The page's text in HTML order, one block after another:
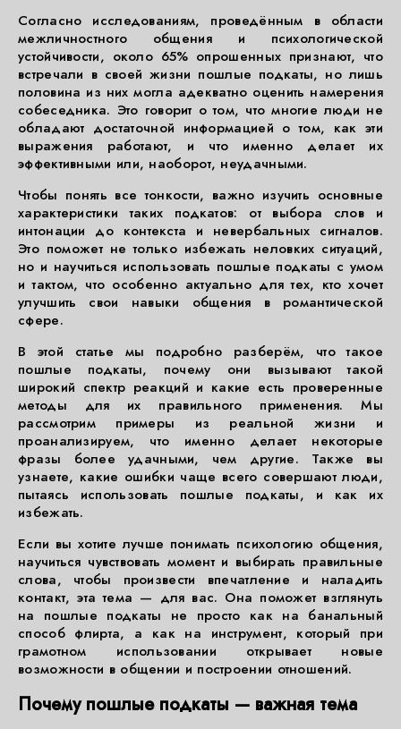
Согласно исследованиям, проведённым в области
межличностного общения и психологической
устойчивости, около 65% опрошенных признают, что
встречали в своей жизни пошлые подкаты, но лишь
половина из них могла адекватно оценить намерения
собеседника. Это говорит о том, что многие люди не
обладают достаточной информацией о том, как эти
выражения работают, и что именно делает их
эффективными или, наоборот, неудачными.
Чтобы понять все тонкости, важно изучить основные
характеристики таких подкатов: от выбора слов и
интонации до контекста и невербальных сигналов.
Это поможет не только избежать неловких ситуаций,
но и научиться использовать пошлые подкаты с умом
и тактом, что особенно актуально для тех, кто хочет
улучшить свои навыки общения в романтической
сфере.
В этой статье мы подробно разберём, что такое
пошлые подкаты, почему они вызывают такой
широкий спектр реакций и какие есть проверенные
методы для их правильного применения. Мы
рассмотрим примеры из реальной жизни и
проанализируем, что именно делает некоторые
фразы более удачными, чем другие. Также вы
узнаете, какие ошибки чаще всего совершают люди,
пытаясь использовать пошлые подкаты, и как их
избежать.
Если вы хотите лучше понимать психологию общения,
научиться чувствовать момент и выбирать правильные
слова, чтобы произвести впечатление и наладить
контакт, эта тема — для вас. Она поможет взглянуть
на пошлые подкаты не просто как на банальный
способ флирта, а как на инструмент, который при
грамотном использовании открывает новые
возможности в общении и построении отношений.
Почему пошлые подкаты — важная тема